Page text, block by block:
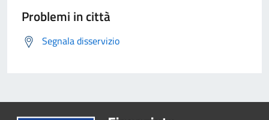
Problemi in città
Segnala disservizio